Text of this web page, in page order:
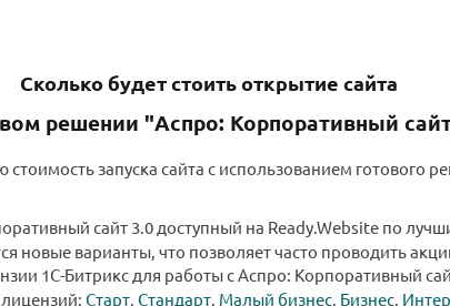
Сколько будет стоить открытие сайта
решении "Аспро: Корпоративный
запуска сайта с использованием готового
сайт 3.0 доступный на Ready.Website по
новые варианты, что позволяет часто проводить
1С-Битрикс для работы с Аспро: Корпоративный
Старт, Стандарт, Малый бизнес, Бизнес,